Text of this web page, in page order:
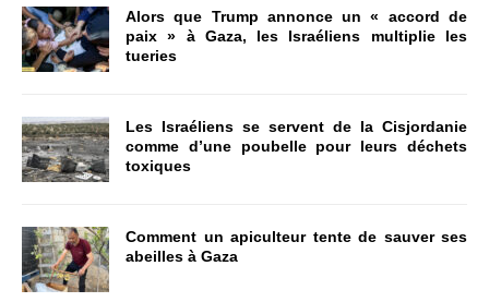
Alors que Trump annonce un « accord de
paix » à Gaza, les Israéliens multiplie les
tueries
Les Israéliens se servent de la Cisjordanie
comme d’une poubelle pour leurs déchets
toxiques
Comment un apiculteur tente de sauver ses
abeilles à Gaza